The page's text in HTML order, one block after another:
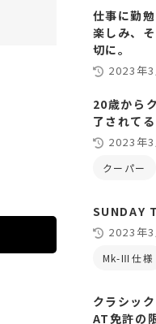
仕事に勤
楽しみ、
切に。
2023年
20歳から
了されてる
2023年
クーパー
SUNDAY
2023年
Mk-Ⅲ仕様
クラシッ
AT免許の